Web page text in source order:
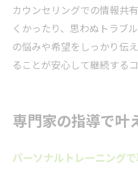
カウンセリングでの情報共
くかったり、思わぬトラブ
の悩みや希望をしっかり伝
ることが安心して継続するコ
専門家の指導で叶
パーソナルトレーニング